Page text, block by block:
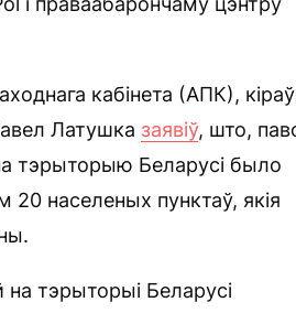
кабінета (АПК),
Латушка заявіў, што,
тэрыторыю Беларусі было
населеных пунктаў, якія
тэрыторыі Беларусі